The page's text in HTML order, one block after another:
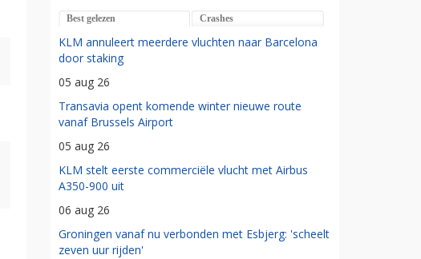
Best gelezen Crashes
KLM annuleert meerdere vluchten naar Barcelona
door staking
05 aug 26
Transavia opent komende winter nieuwe route
vanaf Brussels Airport
05 aug 26
KLM stelt eerste commerciële vlucht met Airbus
A350-900 uit
06 aug 26
Groningen vanaf nu verbonden met Esbjerg: 'scheelt
zeven uur rijden'